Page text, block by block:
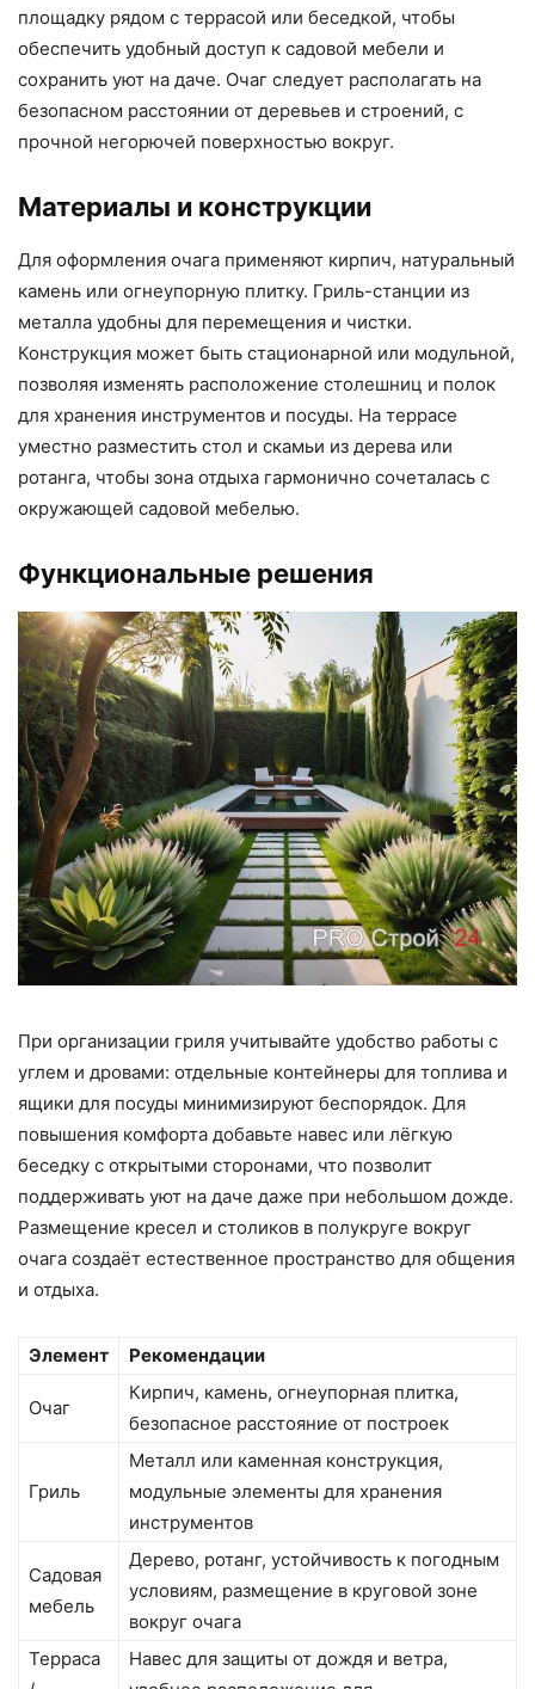
площадку рядом с террасой или беседкой, чтобы
обеспечить удобный доступ к садовой мебели и
сохранить уют на даче. Очаг следует располагать на
безопасном расстоянии от деревьев и строений, с
прочной негорючей поверхностью вокруг.
Материалы и конструкции
Для оформления очага применяют кирпич, натуральный
камень или огнеупорную плитку. Гриль-станции из
металла удобны для перемещения и чистки.
Конструкция может быть стационарной или модульной,
позволяя изменять расположение столешниц и полок
для хранения инструментов и посуды. На террасе
уместно разместить стол и скамьи из дерева или
ротанга, чтобы зона отдыха гармонично сочеталась с
окружающей садовой мебелью.
Функциональные решения
При организации гриля учитывайте удобство работы с
углем и дровами: отдельные контейнеры для топлива и
ящики для посуды минимизируют беспорядок. Для
повышения комфорта добавьте навес или лёгкую
беседку с открытыми сторонами, что позволит
поддерживать уют на даче даже при небольшом дожде.
Размещение кресел и столиков в полукруге вокруг
очага создаёт естественное пространство для общения
и отдыха.
Элемент Рекомендации
Очаг
Кирпич, камень, огнеупорная плитка,
безопасное расстояние от построек
Гриль
Металл или каменная конструкция,
модульные элементы для хранения
инструментов
Садовая
мебель
Дерево, ротанг, устойчивость к погодным
условиям, размещение в круговой зоне
вокруг очага
Терраса
Навес для защиты от дождя и ветра,